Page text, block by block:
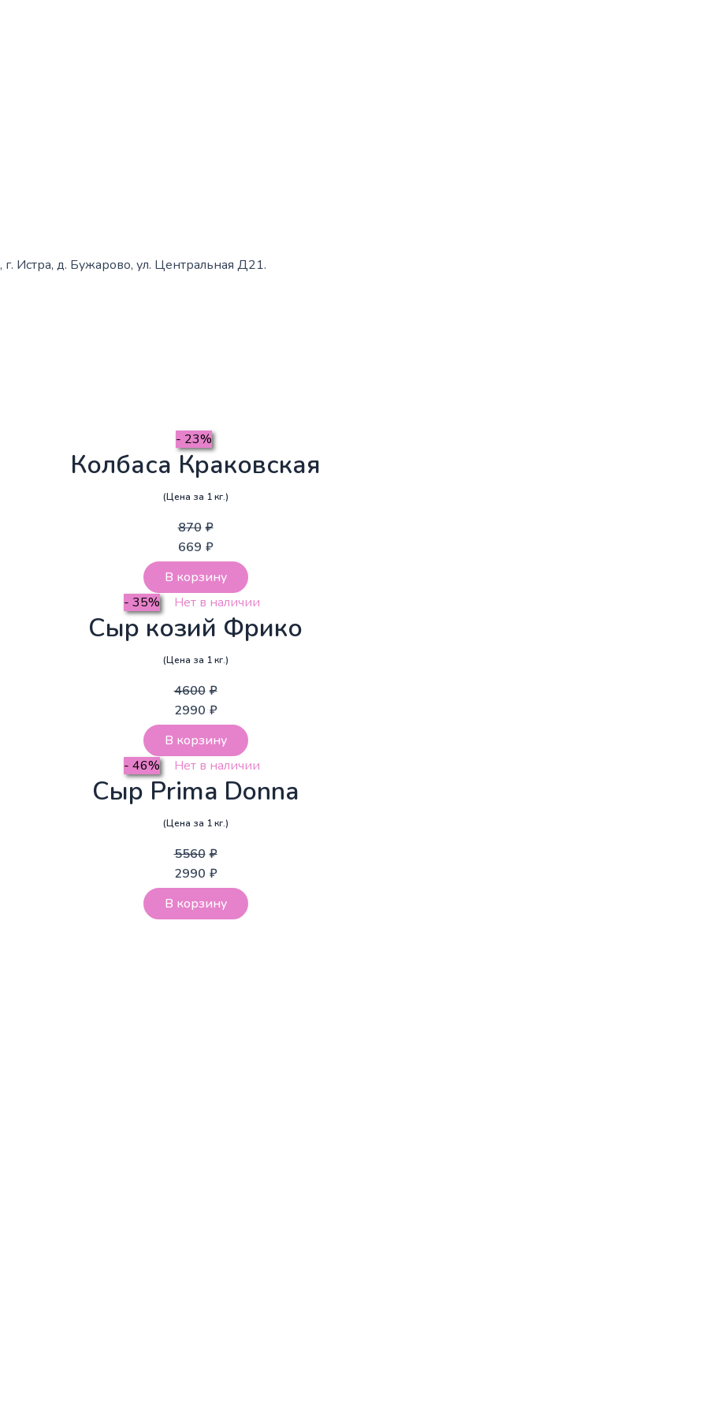
Истра, д. Бужарово, ул. Центральная Д21.
- 23%
Колбаса Краковская
(Цена за 1 кг.)
870 ₽
669 ₽
В корзину
- 35%
Нет в наличии
Сыр козий Фрико
(Цена за 1 кг.)
4600 ₽
2990 ₽
В корзину
- 46%
Нет в наличии
Сыр Prima Donna
(Цена за 1 кг.)
5560 ₽
2990 ₽
В корзину